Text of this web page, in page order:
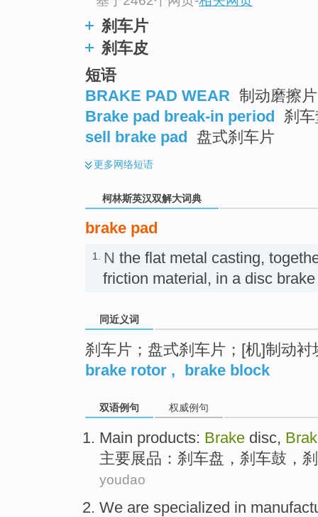
刹车片
刹车皮
短语
BRAKE PAD WEAR 制动磨擦
Brake pad break-in period
刹
sell brake pad
盘式刹车片
更多网络短语
柯林斯英汉双解大词典
brake pad
1. N the flat metal casting,
friction material, in a disc
同近义词
刹车片；盘式刹车片；[机]制动衬
brake rotor , brake block
双语例句 权威例句
Main products: Brake disc,
主要展品 ： 刹车盘 ，刹车鼓 ，
youdao
We are specialized in